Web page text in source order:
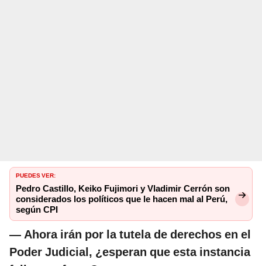
PUEDES VER:
Pedro Castillo, Keiko Fujimori y Vladimir Cerrón son
considerados los políticos que le hacen mal al Perú,
según CPI
— Ahora irán por la tutela de derechos en el
Poder Judicial, ¿esperan que esta instancia